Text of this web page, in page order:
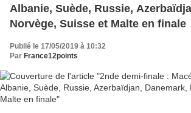
Albanie, Suède, Russie,
Norvège, Suisse et Malte en finale
Publié le 17/05/2019 à 10:32
Par France12points